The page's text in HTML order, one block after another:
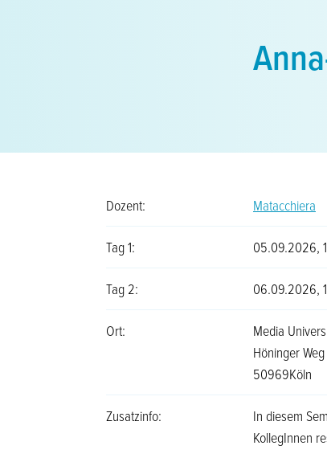
Dozent: Matacchiera
Tag 1: 05.09.2026,
Tag 2: 06.09.2026,
Ort:
Media
Höninger
50969Köln
Zusatzinfo:
In diesem
KollegInnen